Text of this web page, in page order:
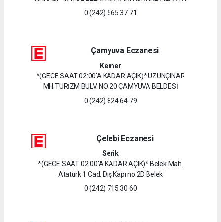
0 (242) 565 37 71
Çamyuva Eczanesi
Kemer
*(GECE SAAT 02:00'A KADAR AÇIK)* UZUNÇINAR
MH.TURİZM BULV. NO:20 ÇAMYUVA BELDESİ
0 (242) 824 64 79
Çelebi Eczanesi
Serik
*(GECE SAAT 02:00'A KADAR AÇIK)* Belek Mah.
Atatürk 1 Cad. Dış Kapı no:2D Belek
0 (242) 715 30 60